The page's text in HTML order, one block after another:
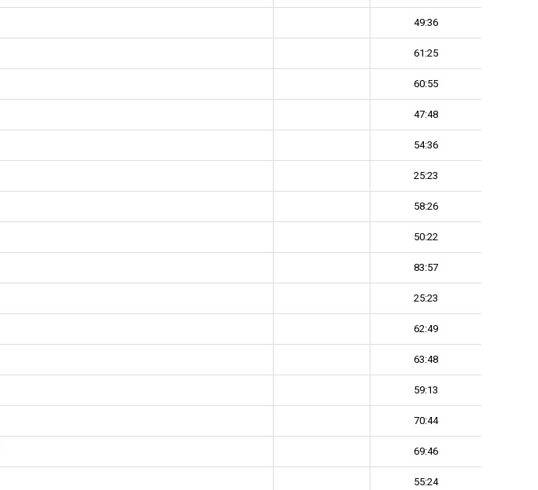
49:36
61:25
60:55
47:48
54:36
25:23
58:26
50:22
83:57
25:23
62:49
63:48
59:13
70:44
69:46
55:24